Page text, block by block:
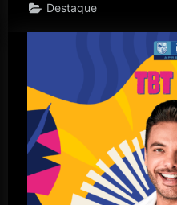
Destaque